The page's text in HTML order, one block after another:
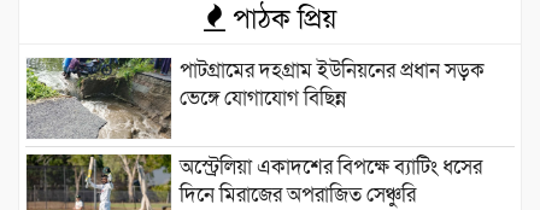
পাঠক প্রিয়
পাটগ্রামের দহগ্রাম ইউনিয়নের প্রধান সড়ক
ভেঙ্গে যোগাযোগ বিছিন্ন
অস্ট্রেলিয়া একাদশের বিপক্ষে ব্যাটিং ধসের
দিনে মিরাজের অপরাজিত সেঞ্চুরি